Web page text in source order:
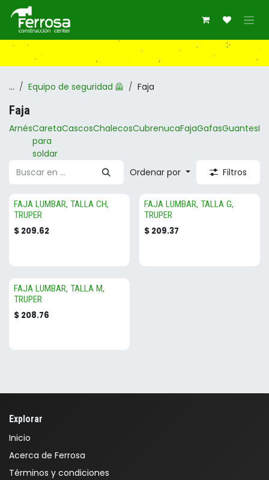
Ir al contenido
... Equipo de seguridad 🦺 Faja
Faja
ArnésCareta
para
soldar
CascosChalecosCubrenucaFajaGafasGuantes
Ordenar por Filtros
FAJA LUMBAR, TALLA CH,
TRUPER
$ 209.62
FAJA LUMBAR, TALLA G,
TRUPER
$ 209.37
FAJA LUMBAR, TALLA M,
TRUPER
$ 208.76
Explorar
Inicio
Acerca de Ferrosa
Términos y condiciones